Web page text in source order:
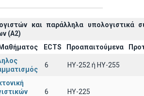
και παράλληλα υπολογιστικά
(A2)
ECTS Προαπαιτούμενα
6 ΗΥ-252 ή ΗΥ-255
6 HY-225